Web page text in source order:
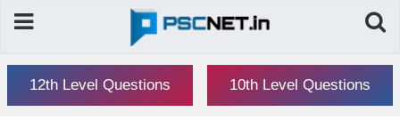
12th Level Questions 10th Level Questions